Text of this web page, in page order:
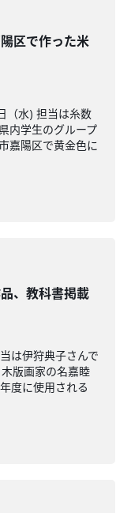
区で作った米
水) 担当は糸数
内学生のグループ
嘉陽区で黄金色に
、教科書掲載
は伊狩典子さんで
版画家の名嘉睦
度に使用される